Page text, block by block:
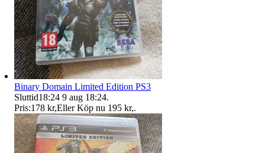
Binary Domain Limited Edition PS3
Sluttid18:24 9 aug 18:24.
Pris:178 kr,Eller Köp nu 195 kr,.